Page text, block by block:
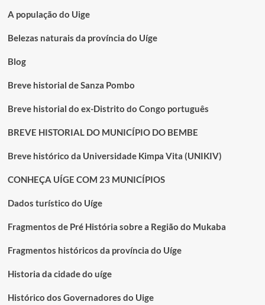
A população do Uige
Belezas naturais da província do Uíge
Blog
Breve historial de Sanza Pombo
Breve historial do ex-Distrito do Congo português
BREVE HISTORIAL DO MUNICÍPIO DO BEMBE
Breve histórico da Universidade Kimpa Vita (UNIKIV)
CONHEÇA UÍGE COM 23 MUNICÍPIOS
Dados turístico do Uíge
Fragmentos de Pré História sobre a Região do Mukaba
Fragmentos históricos da província do Uíge
Historia da cidade do uíge
Histórico dos Governadores do Uige